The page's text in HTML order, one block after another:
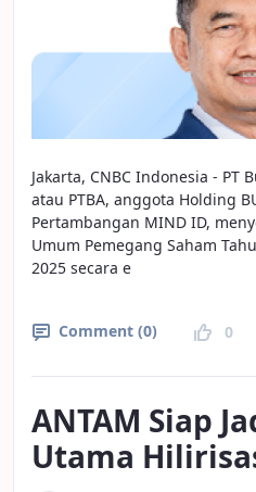
Jakarta, CNBC Indonesia - PT
atau PTBA, anggota Holding
Pertambangan MIND ID,
Umum Pemegang Saham
2025 secara e
Comment (0) 0
ANTAM Siap
Utama